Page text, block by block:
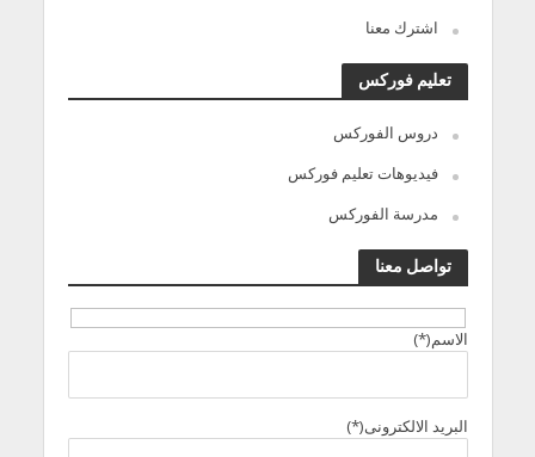
اشترك معنا
تعليم فوركس
دروس الفوركس
فيديوهات تعليم فوركس
مدرسة الفوركس
تواصل معنا
الاسم(*)
البريد الالكترونى(*)